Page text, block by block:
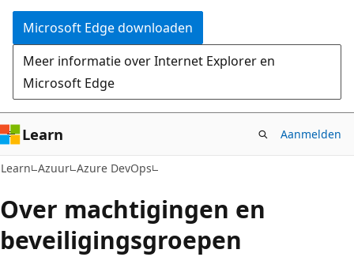
Microsoft Edge downloaden
Meer informatie over Internet Explorer en
Microsoft Edge
Learn Aanmelden
Learn Azuur Azure DevOps
Over machtigingen en
beveiligingsgroepen